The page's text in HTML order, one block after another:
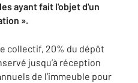
ayant fait l'objet d'un
».
collectif, 20% du dépôt
jusqu’à réception
de l’immeuble pour